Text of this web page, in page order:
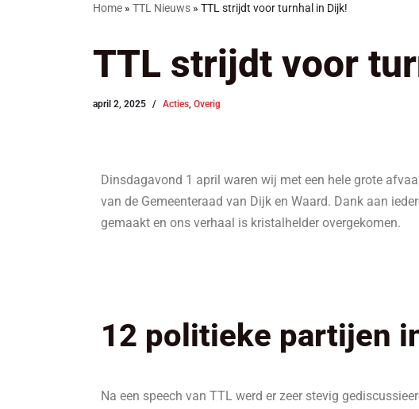
Home » TTL Nieuws » TTL strijdt voor turnhal in Dijk!
TTL strijdt voor
april 2, 2025 Acties, Overig
Dinsdagavond 1 april waren wij met een hele grote
van de Gemeenteraad van Dijk en Waard. Dank aan
gemaakt en ons verhaal is kristalhelder overgekomen.
12 politieke partijen
Na een speech van TTL werd er zeer stevig